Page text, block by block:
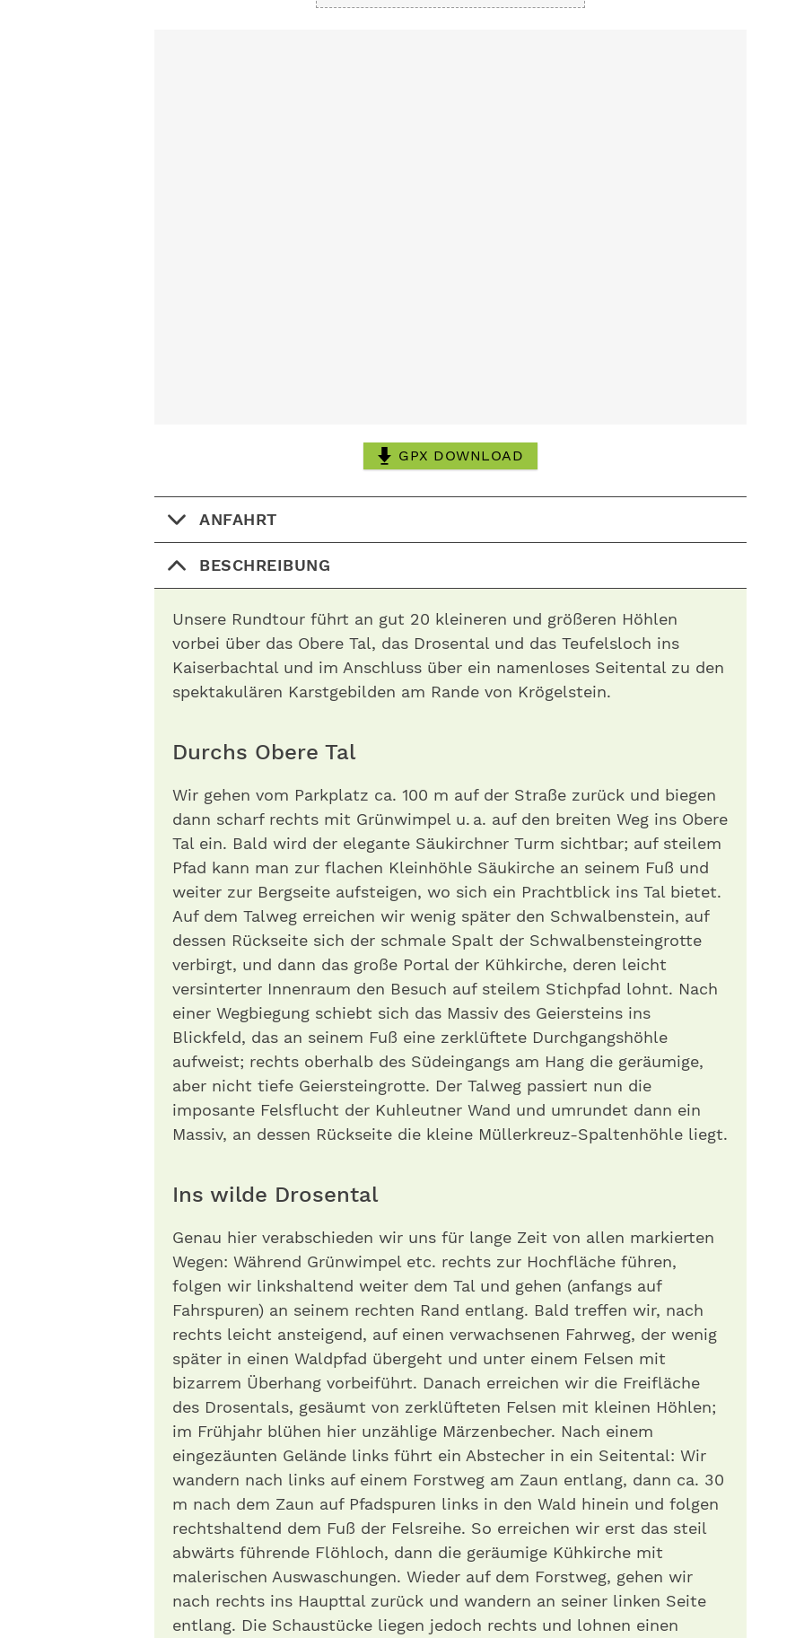
GPX DOWNLOAD
ANFAHRT
BESCHREIBUNG
Unsere Rundtour führt an gut 20 kleineren und größeren Höhlen
vorbei über das Obere Tal, das Drosental und das Teufelsloch ins
Kaiserbachtal und im Anschluss über ein namenloses Seitental zu den
spektakulären Karstgebilden am Rande von Krögelstein.
Durchs Obere Tal
Wir gehen vom Parkplatz ca. 100 m auf der Straße zurück und biegen
dann scharf rechts mit Grünwimpel u. a. auf den breiten Weg ins Obere
Tal ein. Bald wird der elegante Säukirchner Turm sichtbar; auf steilem
Pfad kann man zur flachen Kleinhöhle Säukirche an seinem Fuß und
weiter zur Bergseite aufsteigen, wo sich ein Prachtblick ins Tal bietet.
Auf dem Talweg erreichen wir wenig später den Schwalbenstein, auf
dessen Rückseite sich der schmale Spalt der Schwalbensteingrotte
verbirgt, und dann das große Portal der Kühkirche, deren leicht
versinterter Innenraum den Besuch auf steilem Stichpfad lohnt. Nach
einer Wegbiegung schiebt sich das Massiv des Geiersteins ins
Blickfeld, das an seinem Fuß eine zerklüftete Durchgangshöhle
aufweist; rechts oberhalb des Südeingangs am Hang die geräumige,
aber nicht tiefe Geiersteingrotte. Der Talweg passiert nun die
imposante Felsflucht der Kuhleutner Wand und umrundet dann ein
Massiv, an dessen Rückseite die kleine Müllerkreuz-Spaltenhöhle liegt.
Ins wilde Drosental
Genau hier verabschieden wir uns für lange Zeit von allen markierten
Wegen: Während Grünwimpel etc. rechts zur Hochfläche führen,
folgen wir linkshaltend weiter dem Tal und gehen (anfangs auf
Fahrspuren) an seinem rechten Rand entlang. Bald treffen wir, nach
rechts leicht ansteigend, auf einen verwachsenen Fahrweg, der wenig
später in einen Waldpfad übergeht und unter einem Felsen mit
bizarrem Überhang vorbeiführt. Danach erreichen wir die Freifläche
des Drosentals, gesäumt von zerklüfteten Felsen mit kleinen Höhlen;
im Frühjahr blühen hier unzählige Märzenbecher. Nach einem
eingezäunten Gelände links führt ein Abstecher in ein Seitental: Wir
wandern nach links auf einem Forstweg am Zaun entlang, dann ca. 30
m nach dem Zaun auf Pfadspuren links in den Wald hinein und folgen
rechtshaltend dem Fuß der Felsreihe. So erreichen wir erst das steil
abwärts führende Flöhloch, dann die geräumige Kühkirche mit
malerischen Auswaschungen. Wieder auf dem Forstweg, gehen wir
nach rechts ins Haupttal zurück und wandern an seiner linken Seite
entlang. Die Schaustücke liegen jedoch rechts und lohnen einen